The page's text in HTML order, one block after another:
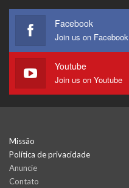
Facebook
Join us on Facebook
Youtube
Join us on Youtube
Missão
Política de privacidade
Anuncie
Contato